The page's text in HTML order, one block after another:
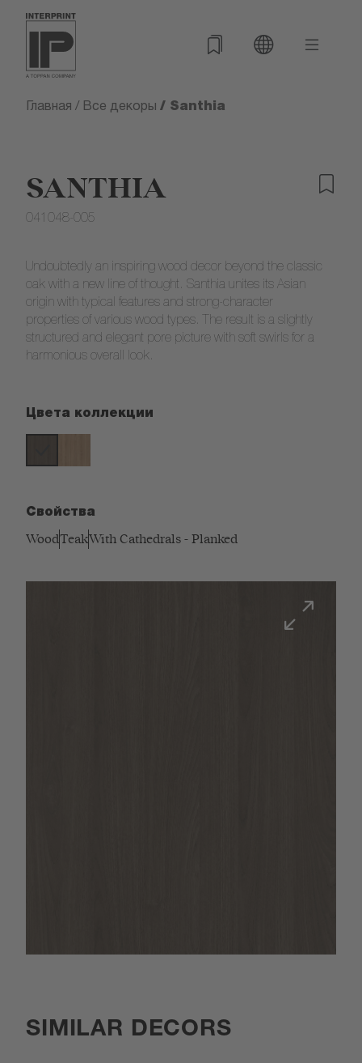
Главная / Все декоры / Santhia
SANTHIA
041048-005
Undoubtedly an inspiring wood decor beyond the classic
oak with a new line of thought. Santhia unites its Asian
origin with typical features and strong-character
properties of various wood types. The result is a slightly
structured and elegant pore picture with soft swirls for a
harmonious overall look.
Цвета коллекции
Свойства
WoodTeakWith Cathedrals - Planked
SIMILAR DECORS